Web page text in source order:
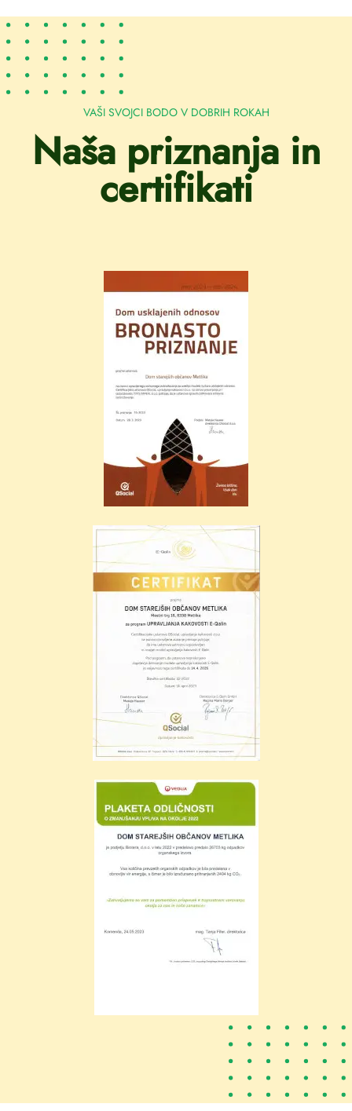
VAŠI SVOJCI BODO V DOBRIH ROKAH
Naša priznanja in
certifikati